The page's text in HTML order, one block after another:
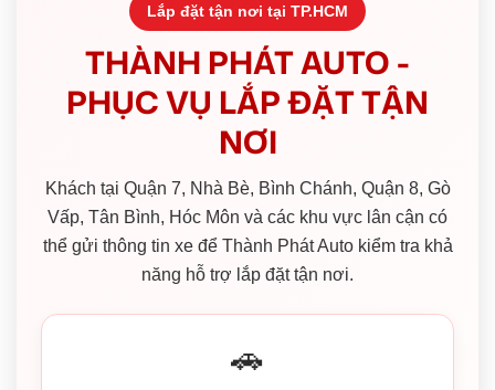
Lắp đặt tận nơi tại TP.HCM
THÀNH PHÁT AUTO -
PHỤC VỤ LẮP ĐẶT TẬN
NƠI
Khách tại Quận 7, Nhà Bè, Bình Chánh, Quận 8, Gò
Vấp, Tân Bình, Hóc Môn và các khu vực lân cận có
thể gửi thông tin xe để Thành Phát Auto kiểm tra khả
năng hỗ trợ lắp đặt tận nơi.
🚗